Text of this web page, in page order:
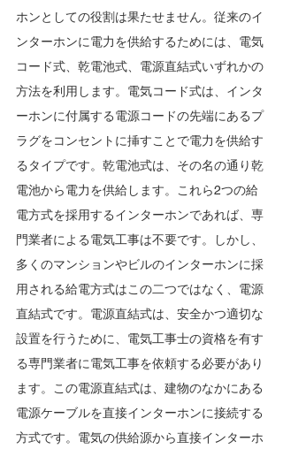
ホンとしての役割は果たせません。従来のイ
ンターホンに電力を供給するためには、電気
コード式、乾電池式、電源直結式いずれかの
方法を利用します。電気コード式は、インタ
ーホンに付属する電源コードの先端にあるプ
ラグをコンセントに挿すことで電力を供給す
るタイプです。乾電池式は、その名の通り乾
電池から電力を供給します。これら2つの給
電方式を採用するインターホンであれば、専
門業者による電気工事は不要です。しかし、
多くのマンションやビルのインターホンに採
用される給電方式はこの二つではなく、電源
直結式です。電源直結式は、安全かつ適切な
設置を行うために、電気工事士の資格を有す
る専門業者に電気工事を依頼する必要があり
ます。この電源直結式は、建物のなかにある
電源ケーブルを直接インターホンに接続する
方式です。電気の供給源から直接インターホ